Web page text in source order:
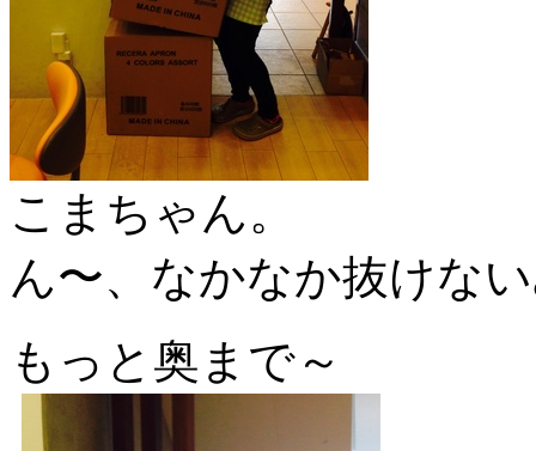
こまちゃん。
ん〜、なかなか抜けな
もっと奥まで～